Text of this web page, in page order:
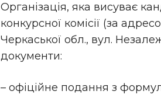
Організація, яка висуває
конкурсної комісії (за
Черкаської обл., вул.
документи:
– офіційне подання з